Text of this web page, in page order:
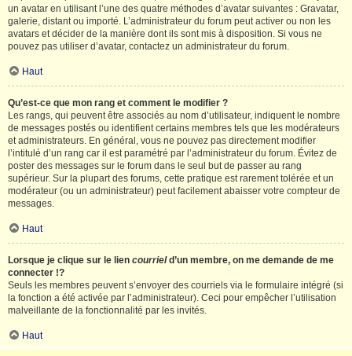
un avatar en utilisant l’une des quatre méthodes d’avatar suivantes : Gravatar,
galerie, distant ou importé. L’administrateur du forum peut activer ou non les
avatars et décider de la manière dont ils sont mis à disposition. Si vous ne
pouvez pas utiliser d’avatar, contactez un administrateur du forum.
Haut
Qu’est-ce que mon rang et comment le modifier ?
Les rangs, qui peuvent être associés au nom d’utilisateur, indiquent le nombre
de messages postés ou identifient certains membres tels que les modérateurs
et administrateurs. En général, vous ne pouvez pas directement modifier
l’intitulé d’un rang car il est paramétré par l’administrateur du forum. Évitez de
poster des messages sur le forum dans le seul but de passer au rang
supérieur. Sur la plupart des forums, cette pratique est rarement tolérée et un
modérateur (ou un administrateur) peut facilement abaisser votre compteur de
messages.
Haut
Lorsque je clique sur le lien courrield’un membre, on me demande de me
connecter !?
Seuls les membres peuvent s’envoyer des courriels via le formulaire intégré (si
la fonction a été activée par l’administrateur). Ceci pour empêcher l’utilisation
malveillante de la fonctionnalité par les invités.
Haut